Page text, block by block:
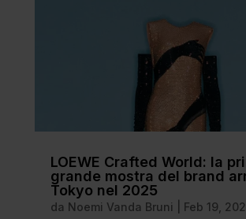
LOEWE Crafted World: la
grande mostra del brand
Tokyo nel 2025
da Noemi Vanda Bruni Feb 19,